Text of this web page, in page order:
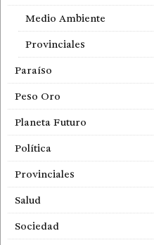
Medio Ambiente
Provinciales
Paraíso
Peso Oro
Planeta Futuro
Política
Provinciales
Salud
Sociedad